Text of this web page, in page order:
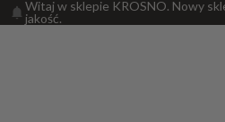
Witaj w sklepie KROSNO. Nowy
jakość.